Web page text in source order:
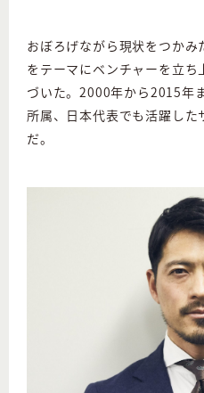
おぼろげながら現状をつか
をテーマにベンチャーを立
づいた。2000年から2015年
所属、日本代表でも活躍し
だ。